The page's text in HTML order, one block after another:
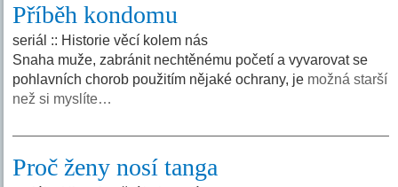
Příběh kondomu
seriál :: Historie věcí kolem nás
Snaha muže, zabránit nechtěnému početí a vyvarovat se
pohlavních chorob použitím nějaké ochrany, je možná starší
než si myslíte…
Proč ženy nosí tanga